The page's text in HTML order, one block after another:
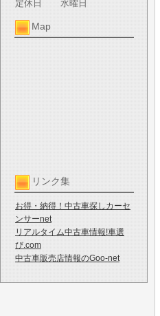
定休日
水曜日
Map
リンク集
お得・納得！中古車探しカーセ
ンサーnet
リアルタイム中古車情報!車選
び.com
中古車販売店情報のGoo-net